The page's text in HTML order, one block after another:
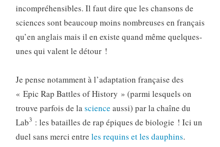
incompréhensibles. Il faut dire que les chansons de
sciences sont beaucoup moins nombreuses en français
qu’en anglais mais il en existe quand même quelques-
unes qui valent le détour !
Je pense notamment à l’adaptation française des
« Epic Rap Battles of History » (parmi lesquels on
trouve parfois de lascience aussi) par la chaîne du
Lab3: les batailles de rap épiques de biologie ! Ici un
duel sans merci entre les requins et les dauphins.